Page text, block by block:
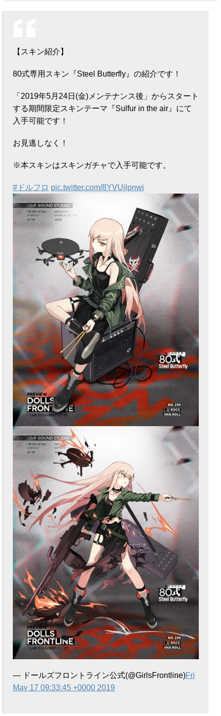
【スキン紹介】
80式専用スキン『Steel Butterfly』の紹介です！
「2019年5月24日(金)メンテナンス後」からスタート
する期間限定スキンテーマ『Sulfur in the air』にて
入手可能です！
お見逃しなく！
※本スキンはスキンガチャで入手可能です。
#ドルフロ pic.twitter.com/8YVUjlpnwi
— ドールズフロントライン公式(@GirlsFrontline)Fri
May 17 09:33:45 +0000 2019